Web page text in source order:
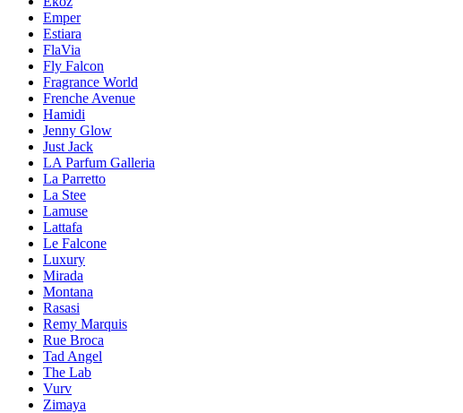
Emper
Estiara
FlaVia
Fly Falcon
Fragrance World
Frenche Avenue
Hamidi
Jenny Glow
Just Jack
LA Parfum Galleria
La Parretto
La Stee
Lamuse
Lattafa
Le Falcone
Luxury
Mirada
Montana
Rasasi
Remy Marquis
Rue Broca
Tad Angel
The Lab
Vurv
Zimaya